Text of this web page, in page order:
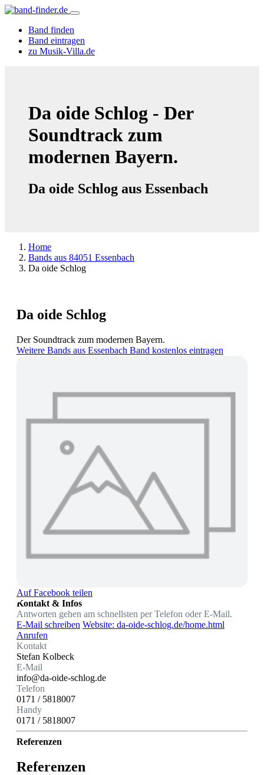
Band finden
Band eintragen
zu Musik-Villa.de
Da oide Schlog - Der
Soundtrack zum
modernen Bayern.
Da oide Schlog aus Essenbach
Home
Bands aus 84051 Essenbach
Da oide Schlog
Da oide Schlog
Der Soundtrack zum modernen Bayern.
Weitere Bands aus Essenbach Band kostenlos eintragen
Auf Facebook teilen
Kontakt & Infos
Antworten gehen am schnellsten per Telefon oder E-Mail.
E-Mail schreiben Website: da-oide-schlog.de/home.html
Anrufen
Kontakt
Stefan Kolbeck
E-Mail
info@da-oide-schlog.de
Telefon
0171 / 5818007
Handy
0171 / 5818007
Referenzen
Referenzen